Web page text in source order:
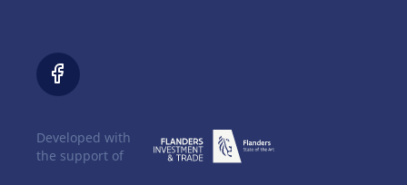
Developed with
the support of